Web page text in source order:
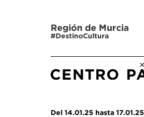
Región de Murcia
#DestinoCultura
Del 14.01.25 hasta 17.01.25